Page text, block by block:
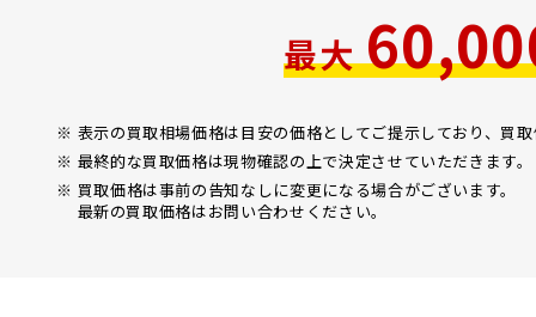
最大
※ 表示の買取相場価格は目安の価格としてご提示しており、買取
※ 最終的な買取価格は現物確認の上で決定させていただきます。
※ 買取価格は事前の告知なしに変更になる場合がございます。
最新の買取価格はお問い合わせください。